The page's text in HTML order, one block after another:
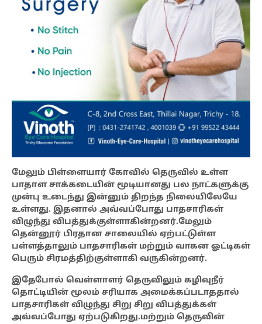
மேலும் பிள்ளையார் கோவில் தெருவில் உள்ள
பாதாள சாக்கடையின் மூடியானது பல நாட்களுக்கு
முன்பு உடைந்து இன்னும் திறந்த நிலையிலேயே
உள்ளது. இதனால் அவ்வப்போது பாதசாரிகள்
விழுந்து விபத்துக்குள்ளாகின்றனர்.மேலும்
தென்னூர் பிரதான சாலையில் ஏற்பட்டுள்ள
பள்ளத்தாலும் பாதசாரிகள் மற்றும் வாகன ஓட்டிகள்
பெரும் சிரமத்திற்குள்ளாகி வருகின்றனர்.
இதேபோல் வெள்ளாளர் தெருவிலும் கழிவுநீர்
தொட்டியின் மூலம் சரியாக அமைக்கப்படாததால்
பாதசாரிகள் விழுந்து சிறு சிறு விபத்துக்கள்
அவ்வப்போது ஏற்படுகிறது.மற்றும் தெருவின்